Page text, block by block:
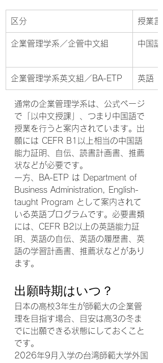
区分 授業言
企業管理学系／企管中文組 中国語
企業管理学系英文組／BA-ETP 英語
通常の企業管理学系は、公式ページ
で「以中文授課」、つまり中国語で
授業を行うと案内されています。出
願には CEFR B1以上相当の中国語
能力証明、自伝、読書計画書、推薦
状などが必要です。
一方、BA-ETP は Department of
Business Administration, English-
taught Program として案内されて
いる英語プログラムです。必要書類
には、CEFR B2以上の英語能力証
明、英語の自伝、英語の履歴書、英
語の学習計画書、推薦状などがあり
ます。
出願時期はいつ？
日本の高校3年生が師範大の企業管
理を目指す場合、目安は高3の冬ま
でに出願できる状態にしておくこと
です。
2026年9月入学の台湾師範大学外国